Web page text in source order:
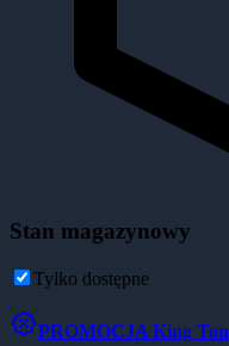
Stan magazynowy
Tylko dostępne
PROMOCJA King